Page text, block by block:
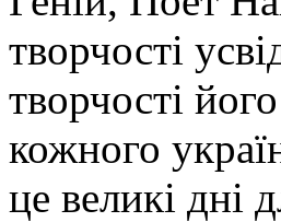
творчості
творчості
кожного
це великі дні